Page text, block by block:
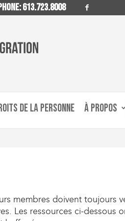
613.723.8008
DE LA PERSONNE À PROPOS
membres doivent toujours
Les ressources ci-dessous